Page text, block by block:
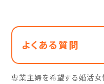
よくある質問
専業主婦を希望する婚活女